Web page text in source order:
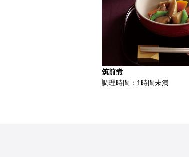
筑前煮
調理時間：1時間未満